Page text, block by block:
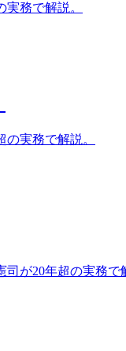
務で解説。
実務で解説。
が20年超の実務で